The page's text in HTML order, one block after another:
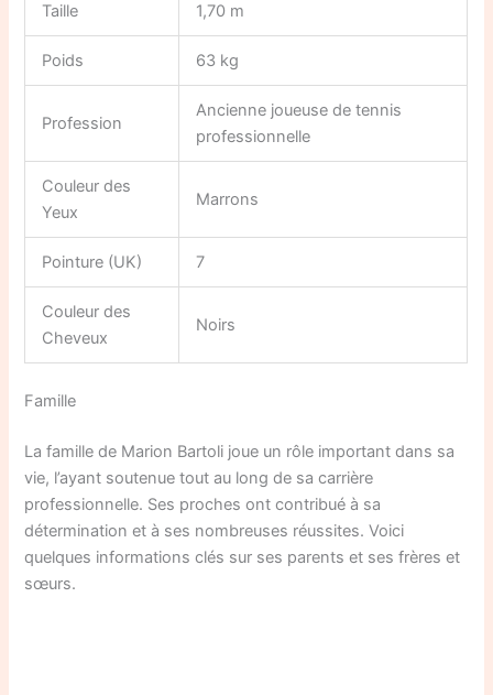
Taille 1,70 m
Poids 63 kg
Profession
Ancienne joueuse de tennis
professionnelle
Couleur des
Yeux
Marrons
Pointure (UK) 7
Couleur des
Cheveux
Noirs
Famille
La famille de Marion Bartoli joue un rôle important dans sa
vie, l’ayant soutenue tout au long de sa carrière
professionnelle. Ses proches ont contribué à sa
détermination et à ses nombreuses réussites. Voici
quelques informations clés sur ses parents et ses frères et
sœurs.